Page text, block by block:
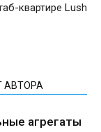
квартире Lush
АВТОРА
агрегаты